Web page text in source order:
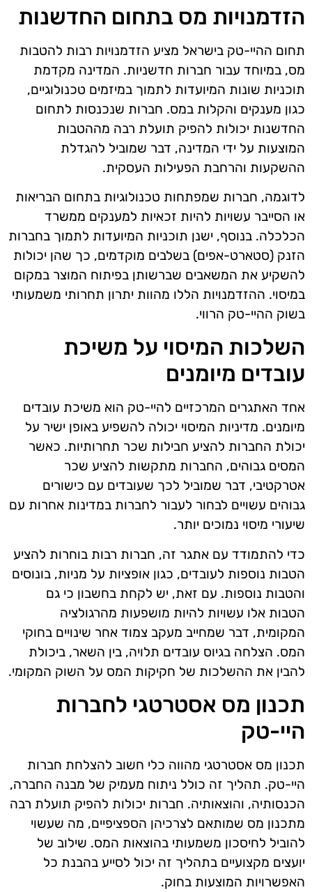
הזדמנויות מס בתחום החדשנות
תחום ההיי-טק בישראל מציע הזדמנויות רבות להטבות
מס, במיוחד עבור חברות חדשניות. המדינה מקדמת
תוכניות שונות המיועדות לתמוך במיזמים טכנולוגיים,
כגון מענקים והקלות במס. חברות שנכנסות לתחום
החדשנות יכולות להפיק תועלת רבה מההטבות
המוצעות על ידי המדינה, דבר שמוביל להגדלת
ההשקעות והרחבת הפעילות העסקית.
לדוגמה, חברות שמפתחות טכנולוגיות בתחום הבריאות
או הסייבר עשויות להיות זכאיות למענקים ממשרד
הכלכלה. בנוסף, ישנן תוכניות המיועדות לתמוך בחברות
הזנק (סטארט-אפים) בשלבים מוקדמים, כך שהן יכולות
להשקיע את המשאבים שברשותן בפיתוח המוצר במקום
במיסוי. ההזדמנויות הללו מהוות יתרון תחרותי משמעותי
בשוק ההיי-טק הרווי.
השלכות המיסוי על משיכת
עובדים מיומנים
אחד האתגרים המרכזיים להיי-טק הוא משיכת עובדים
מיומנים. מדיניות המיסוי יכולה להשפיע באופן ישיר על
יכולת החברות להציע חבילות שכר תחרותיות. כאשר
המסים גבוהים, החברות מתקשות להציע שכר
אטרקטיבי, דבר שמוביל לכך שעובדים עם כישורים
גבוהים עשויים לבחור לעבור לחברות במדינות אחרות עם
שיעורי מיסוי נמוכים יותר.
כדי להתמודד עם אתגר זה, חברות רבות בוחרות להציע
הטבות נוספות לעובדים, כגון אופציות על מניות, בונוסים
והטבות נוספות. עם זאת, יש לקחת בחשבון כי גם
הטבות אלו עשויות להיות מושפעות מהרגולציה
המקומית, דבר שמחייב מעקב צמוד אחר שינויים בחוקי
המס. הצלחה בגיוס עובדים תלויה, בין השאר, ביכולת
להבין את ההשלכות של חקיקות המס על השוק המקומי.
תכנון מס אסטרטגי לחברות
היי-טק
תכנון מס אסטרטגי מהווה כלי חשוב להצלחת חברות
היי-טק. תהליך זה כולל ניתוח מעמיק של מבנה החברה,
הכנסותיה, והוצאותיה. חברות יכולות להפיק תועלת רבה
מתכנון מס שמותאם לצרכיהן הספציפיים, מה שעשוי
להוביל לחיסכון משמעותי בהוצאות המס. שילוב של
יועצים מקצועיים בתהליך זה יכול לסייע בהבנת כל
האפשרויות המוצעות בחוק.